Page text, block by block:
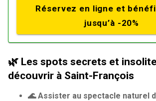
Réservez en ligne et
jusqu’à -20%
🌿 Les spots secrets et
découvrir à Saint-François
🌊 Assister au spectacle naturel